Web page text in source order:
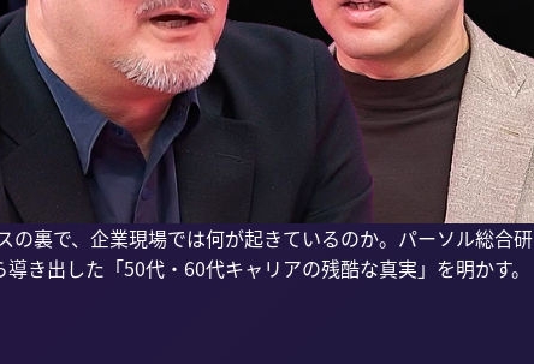
の裏で、企業現場では何が起きているのか。パーソル総合研
き出した「50代・60代キャリアの残酷な真実」を明かす。